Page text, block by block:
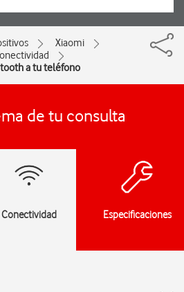
Xiaomi
a tu teléfono
de tu consulta
Conectividad Especificaciones